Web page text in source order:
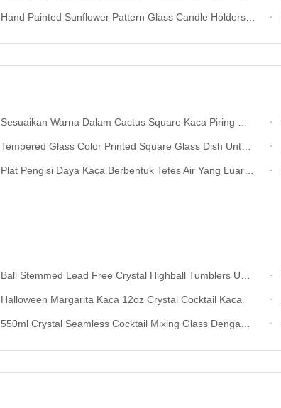
Hand Painted Sunflower Pattern Glass Candle Holders Untuk Rumah
Sesuaikan Warna Dalam Cactus Square Kaca Piring Makan Malam
Tempered Glass Color Printed Square Glass Dish Untuk Rumah
Plat Pengisi Daya Kaca Berbentuk Tetes Air Yang Luar Biasa
Ball Stemmed Lead Free Crystal Highball Tumblers Untuk Champagne
Halloween Margarita Kaca 12oz Crystal Cocktail Kaca
550ml Crystal Seamless Cocktail Mixing Glass Dengan Potongan Tangan